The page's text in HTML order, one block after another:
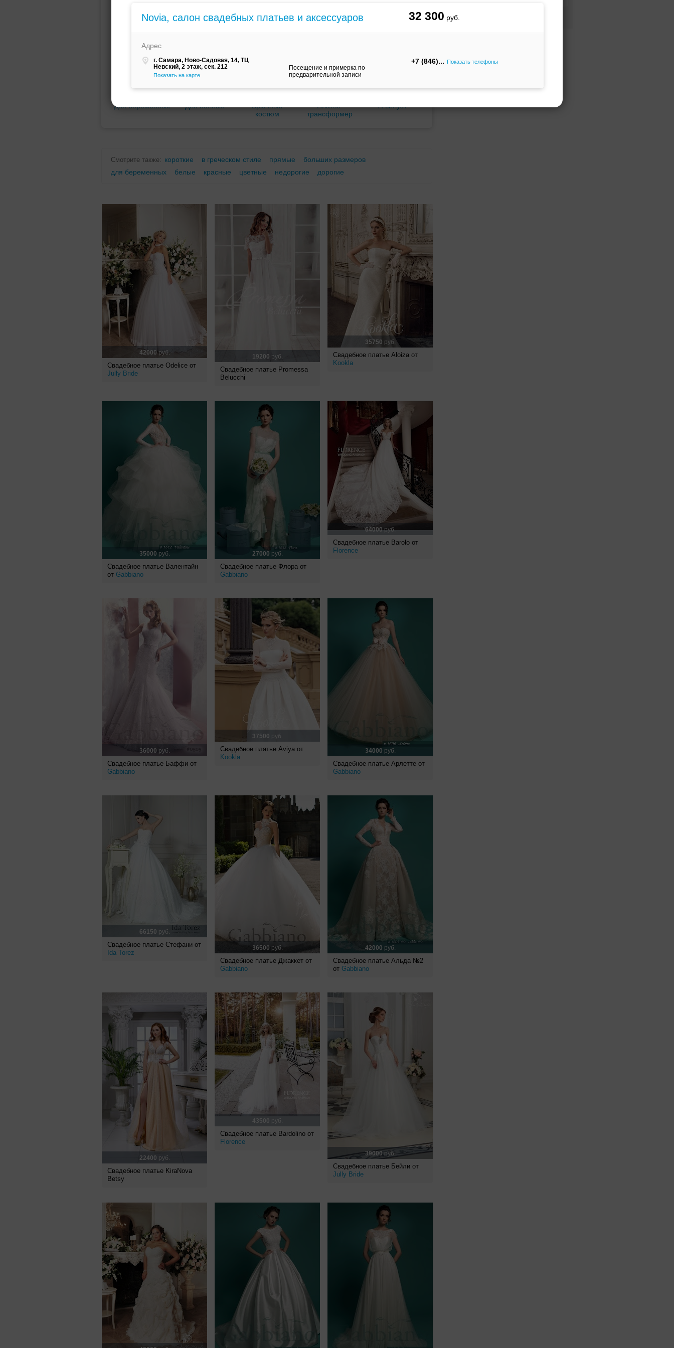
Novia, салон свадебных платьев и аксессуаров 32 300
Адрес
г. Самара, Ново-Садовая, 14, ТЦ
Невский, 2 этаж, сек. 212
Показать на карте
Посещение и примерка по
предварительной записи
+7 (846) Показать телефоны
Для беременных Для полных
Брючный
костюм
Платье-
трансформер
А-силуэт
Смотрите также: короткие в греческом стиле прямые
больших размеров
для беременных
белые красные цветные недорогие дорогие
42000 руб.
Свадебное платье Odelice от
Jully Bride
19200 руб.
Свадебное платье Promessa
Belucchi
35750 руб.
Свадебное платье Aloiza от
Kookla
35000 руб.
Свадебное платье Валентайн
от Gabbiano
27000 руб.
Свадебное платье Флора от
Gabbiano
64000руб.
Свадебное платье Barolo от
Florence
36000 руб.
Свадебное платье Баффи от
Gabbiano
37500 руб.
Свадебное платье Aviya от
Kookla
34000 руб.
Свадебное платье Арлетте от
Gabbiano
66150 руб.
Свадебное платье Стефани от
Ida Torez
36500 руб.
Свадебное платье Джаккет от
Gabbiano
42000 руб.
Свадебное платье Альда №2
от Gabbiano
22400 руб.
Свадебное платье KiraNova
Betsy
43500 руб.
Свадебное платье Bardolino от
Florence
39000руб.
Свадебное платье Бейли от
Jully Bride